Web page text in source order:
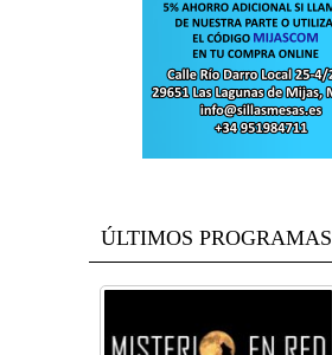
ÚLTIMOS PROGRAMAS